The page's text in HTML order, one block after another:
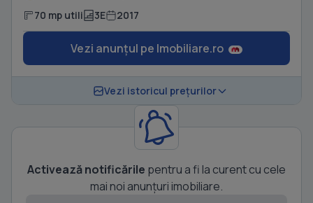
70 mp utili 3E 2017
Vezi anunțul pe Imobiliare.ro
Vezi istoricul prețurilor
Activează notificările pentru a fi la curent cu cele
mai noi anunțuri imobiliare.